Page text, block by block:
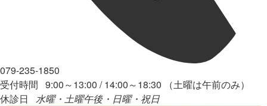
079-235-1850
受付時間 9:00～13:00 / 14:00～18:30 （土曜は午前のみ）
休診日 水曜・土曜午後・日曜・祝日